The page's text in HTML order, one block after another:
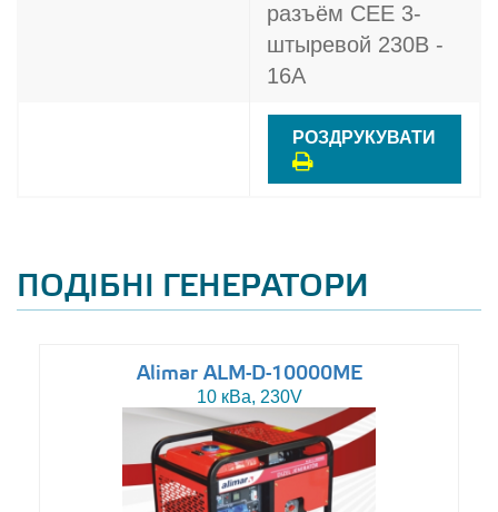
разъём CEE 3-
штыревой 230В -
16A
РОЗДРУКУВАТИ
ПОДІБНІ ГЕНЕРАТОРИ
Alimar ALM-D-10000ME
10 кВа, 230V